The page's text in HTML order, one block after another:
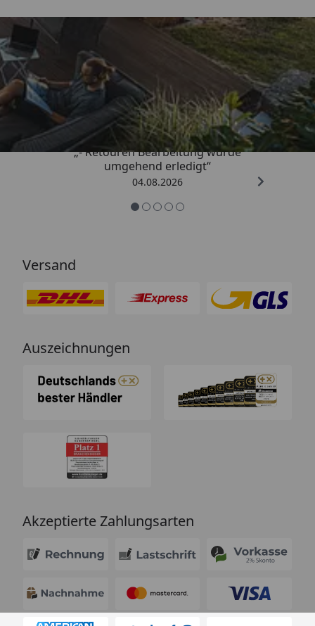
Trusted Shops
4,81/ 5
„- Retouren Bearbeitung wurde
umgehend erledigt“
04.08.2026
Versand
Auszeichnungen
Akzeptierte Zahlungsarten